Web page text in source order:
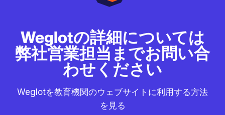
Weglotの詳細については
弊社営業担当までお問い合
わせください
Weglotを教育機関のウェブサイトに利用する方法
を見る